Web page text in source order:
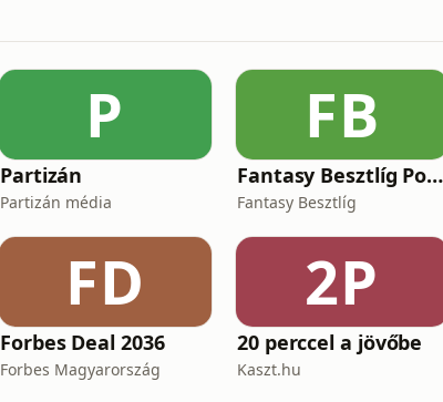
P
Partizán
Partizán média
FB
Fantasy Besztlíg Podcast
Fantasy Besztlíg
FD
Forbes Deal 2036
Forbes Magyarország
2P
20 perccel a jövőbe
Kaszt.hu